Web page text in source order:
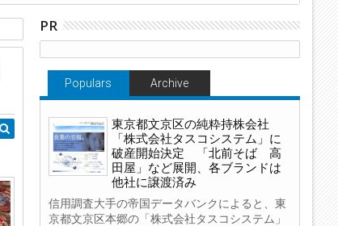
PR
Populars Archive
東京都文京区の純粋持株会社
「株式会社タスコシステム」に
破産開始決定 「北前そば 高
田屋」など展開、各ブランドは
他社に譲渡済み
信用調査大手の帝国データバンクによると、東
京都文京区本郷の「株式会社タスコシステム」